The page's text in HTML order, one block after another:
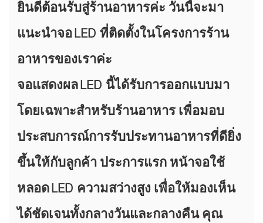
ยินดีต้อนรับสู่ร้านอาหารค่ะ วันนี้จะมา
แนะนำจอ LED ที่ติดตั้งในโครงการร้าน
อาหารของเราค่ะ
จอแสดงผล LED นี้ได้รับการออกแบบมา
โดยเฉพาะสำหรับร้านอาหาร เพื่อมอบ
ประสบการณ์การรับประทานอาหารที่ดียิ่ง
ขึ้นให้กับลูกค้า ประการแรก หน้าจอใช้
หลอด LED ความสว่างสูง เพื่อให้มองเห็น
ได้ชัดเจนทั้งกลางวันและกลางคืน คุณ